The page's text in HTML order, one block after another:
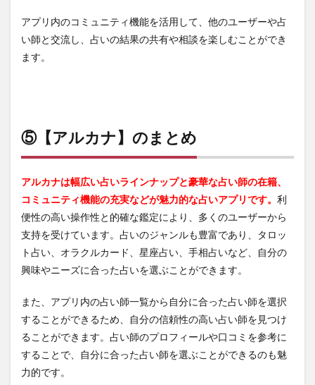
アプリ内のコミュニティ機能を活用して、他のユーザーや占
い師と交流し、占いの結果の共有や相談を楽しむことができ
ます。
⑤【アルカナ】のまとめ
アルカナは幅広い占いラインナップと豪華な占い師の在籍、
コミュニティ機能の充実などが魅力的な占いアプリです。 利
便性の高い操作性と的確な鑑定により、多くのユーザーから
支持を受けています。占いのジャンルも豊富であり、タロッ
ト占い、オラクルカード、星座占い、手相占いなど、自分の
興味やニーズに合った占いを選ぶことができます。
また、アプリ内の占い師一覧から自分に合った占い師を選択
することができるため、自分の信頼性の高い占い師を見つけ
ることができます。占い師のプロフィールや口コミを参考に
することで、自分に合った占い師を選ぶことができるのも魅
力的です。